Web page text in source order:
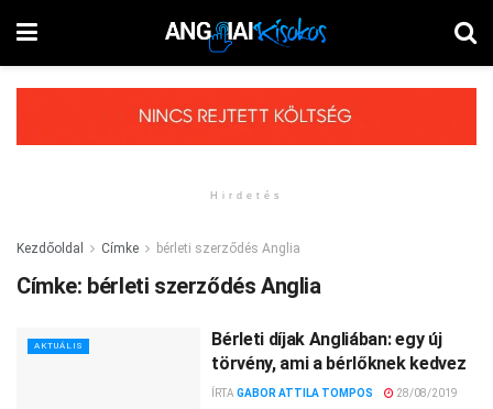
Hirdetés
Kezdőoldal Címke bérleti szerződés Anglia
Címke: bérleti szerződés Anglia
AKTUÁLIS
Bérleti díjak Angliában: egy új
törvény, ami a bérlőknek kedvez
ÍRTA GABOR ATTILA TOMPOS
28/08/2019